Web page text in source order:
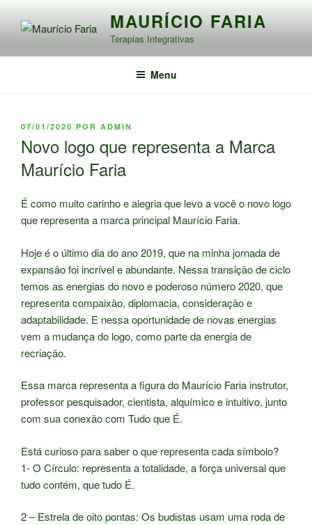
conteúdo
MAURÍCIO FARIA
Terapias Integrativas
Menu
PUBLICADO
07/01/2020 POR ADMIN
Novo logo que representa a Marca
Maurício Faria
É como muito carinho e alegria que levo a você o novo logo
que representa a marca principal Maurício Faria.
Hoje é o último dia do ano 2019, que na minha jornada de
expansão foi incrível e abundante. Nessa transição de ciclo
temos as energias do novo e poderoso número 2020, que
representa compaixão, diplomacia, consideração e
adaptabilidade. E nessa oportunidade de novas energias
vem a mudança do logo, como parte da energia de
recriação.
Essa marca representa a figura do Maurício Faria instrutor,
professor pesquisador, cientista, alquímico e intuitivo, junto
com sua conexão com Tudo que É.
Está curioso para saber o que representa cada símbolo?
1- O Círculo: representa a totalidade, a força universal que
tudo contém, que tudo É.
2 – Estrela de oito pontas: Os budistas usam uma roda de